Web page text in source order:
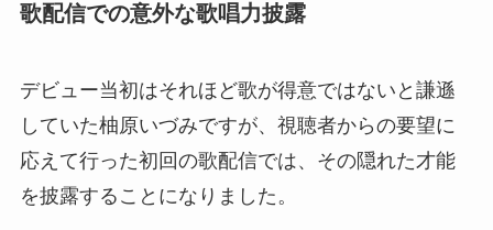
歌配信での意外な歌唱力披露
デビュー当初はそれほど歌が得意ではないと謙遜
していた柚原いづみですが、視聴者からの要望に
応えて行った初回の歌配信では、その隠れた才能
を披露することになりました。